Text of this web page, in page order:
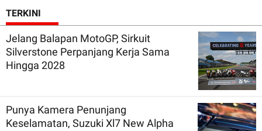
TERKINI
Jelang Balapan MotoGP, Sirkuit
Silverstone Perpanjang Kerja Sama
Hingga 2028
Punya Kamera Penunjang
Keselamatan, Suzuki Xl7 New Alpha